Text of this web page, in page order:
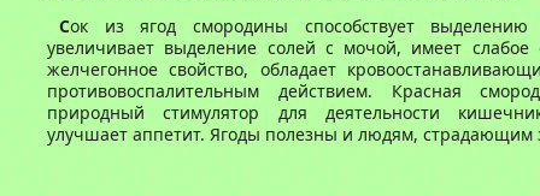
Сок из ягод смородины способствует
увеличивает выделение солей с мочой, имеет слабое
желчегонное свойство, обладает
противовоспалительным действием. Красная
природный стимулятор для деятельности
улучшает аппетит. Ягоды полезны и людям, страдающим